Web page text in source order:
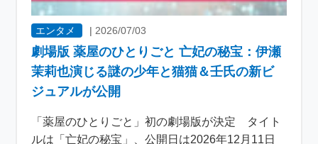
エンタメ | 2026/07/03
劇場版 薬屋のひとりごと 亡妃の秘宝：伊瀬
茉莉也演じる謎の少年と猫猫＆壬氏の新ビ
ジュアルが公開
「薬屋のひとりごと」初の劇場版が決定 タイト
ルは「亡妃の秘宝」、公開日は2026年12月11日